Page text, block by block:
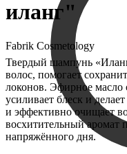
иланг"
Fabrik Cosmetology
Твердый шампунь
волос, помогает
локонов. Эфирное масло
усиливает блеск и
и эффективно очищает
восхитительный аромат
напряжённого дня.